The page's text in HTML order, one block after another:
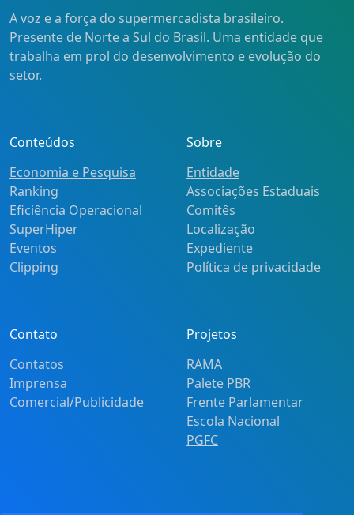
A voz e a força do supermercadista brasileiro.
Presente de Norte a Sul do Brasil. Uma entidade que
trabalha em prol do desenvolvimento e evolução do
setor.
Conteúdos
Economia e Pesquisa
Ranking
Eficiência Operacional
SuperHiper
Eventos
Clipping
Sobre
Entidade
Associações Estaduais
Comitês
Localização
Expediente
Política de privacidade
Contato
Contatos
Imprensa
Comercial/Publicidade
Projetos
RAMA
Palete PBR
Frente Parlamentar
Escola Nacional
PGFC